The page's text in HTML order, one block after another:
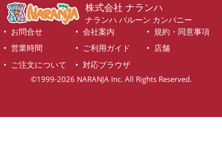
株式会社 ナランハ
ナランハ バルーン カンパニー
お問合せ
会社案内
規約・同意事項
営業時間
ご利用ガイド
店舗
ご注文について
対応ブラウザ
©1999-2026 NARANJA Inc. All Rights Reserved.